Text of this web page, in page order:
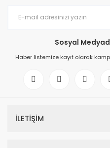
Sosyal
Haber listemize kayıt olarak
İLETİŞİM